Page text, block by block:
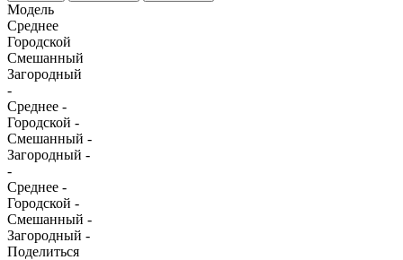
Модель
Среднее
Городской
Смешанный
Загородный
-
Среднее -
Городской -
Смешанный -
Загородный -
-
Среднее -
Городской -
Смешанный -
Загородный -
Поделиться